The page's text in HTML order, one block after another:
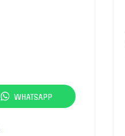
WHATSAPP